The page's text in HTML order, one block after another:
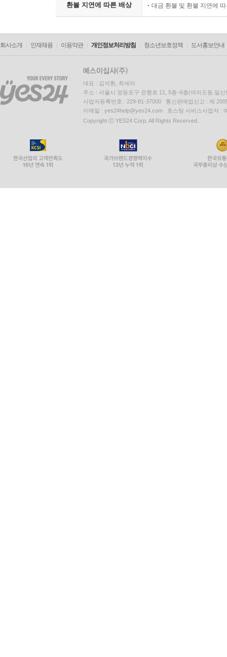
환불 지연에 따른 배상 대금 환불 및 환불 지연에
회사소개 인재채용 이용약관 개인정보처리방침 청소년보호정책 도서홍보안내
대표 : 김석환, 최세라
주소 : 서울시 영등포구 은행로 11, 5층~6층(여의도동,일신
사업자등록번호 : 229-81-37000 통신판매업신고 : 제
이메일 : yes24help@yes24.com 호스팅 서비스사업자 :
Copyright ⓒ YES24 Corp. All Rights Reserved.